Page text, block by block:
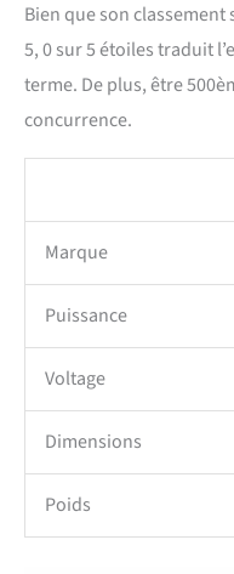
Bien que son
5, 0 sur 5 étoiles traduit
terme. De plus, être
concurrence.
Marque
Puissance
Voltage
Dimensions
Poids